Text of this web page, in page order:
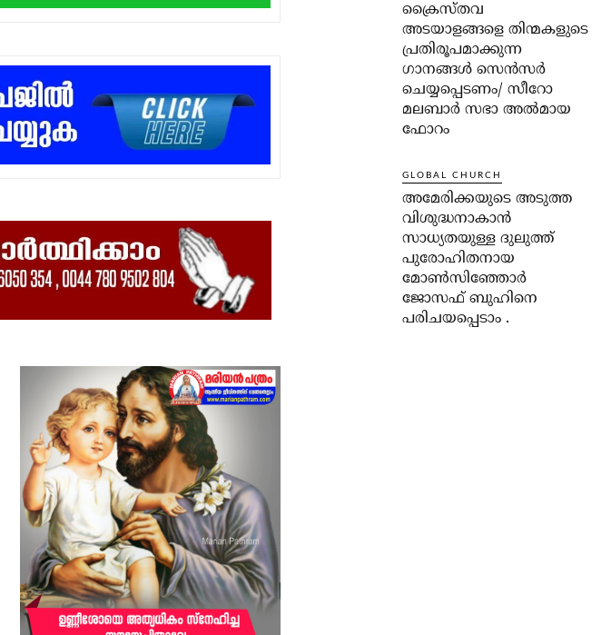
ക്രൈസ്തവ
അടയാളങ്ങളെ തിന്മകളുടെ
പ്രതിരൂപമാക്കുന്ന
ഗാനങ്ങൾ സെൻസർ
ചെയ്യപ്പെടണം/ സീറോ
മലബാർ സഭാ അൽമായ
ഫോറം
GLOBAL CHURCH
അമേരിക്കയുടെ അടുത്ത
വിശുദ്ധനാകാൻ
സാധ്യതയുള്ള ദുലുത്ത്
പുരോഹിതനായ
മോൺസിഞ്ഞോർ
ജോസഫ് ബുഹിനെ
പരിചയപ്പെടാം .